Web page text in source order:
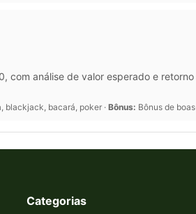
análise de valor esperado e
blackjack, bacará, poker · Bônus: Bônus de
Categorias